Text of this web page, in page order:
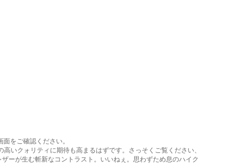
をご確認ください。
いクォリティに期待も高まるはずです。さっそくご覧ください、
ーが生む斬新なコントラスト。いいねぇ。思わずため息のハイク